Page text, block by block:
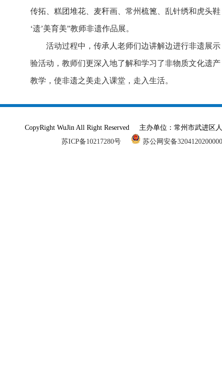
传拓、糕团堆花、麦秆画、常州梳篦、乱针绣和虎头
‘遗’美育美”教师非遗作品展。
活动过程中，传承人老师们边讲解边进行非遗展
验活动，教师们更深入地了解和学习了非物质文化遗
教学，使非遗之美走入课堂，走入生活。
CopyRight WuJin All Right Reserved 主办单位：常州市武进
苏ICP备10217280号
苏公网安备